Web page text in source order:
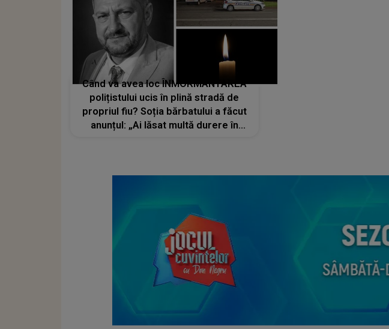
Când va avea loc ÎNMORMÂNTAREA
polițistului ucis în plină stradă de
propriul fiu? Soția bărbatului a făcut
anunțul: „Ai lăsat multă durere în